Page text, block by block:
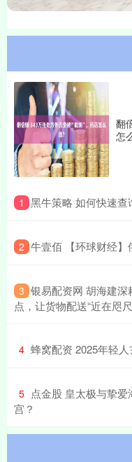
翻
怎
1 黑牛策略 如何快速
2 牛壹佰 【环球财经
3 银易配资网 胡海建深
点，让货物配送“近在咫
4 蜂窝配资 2025年轻
5 点金股 皇太极与挚
宫？